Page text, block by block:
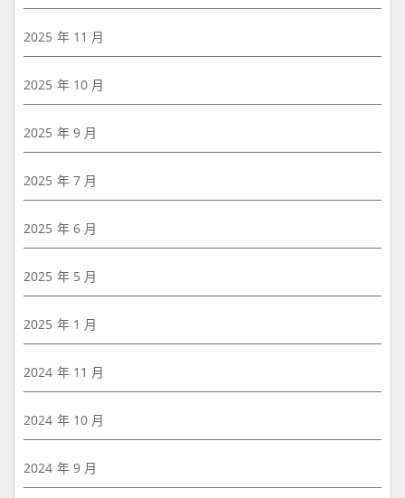
2025 年 11 月
2025 年 10 月
2025 年 9 月
2025 年 7 月
2025 年 6 月
2025 年 5 月
2025 年 1 月
2024 年 11 月
2024 年 10 月
2024 年 9 月